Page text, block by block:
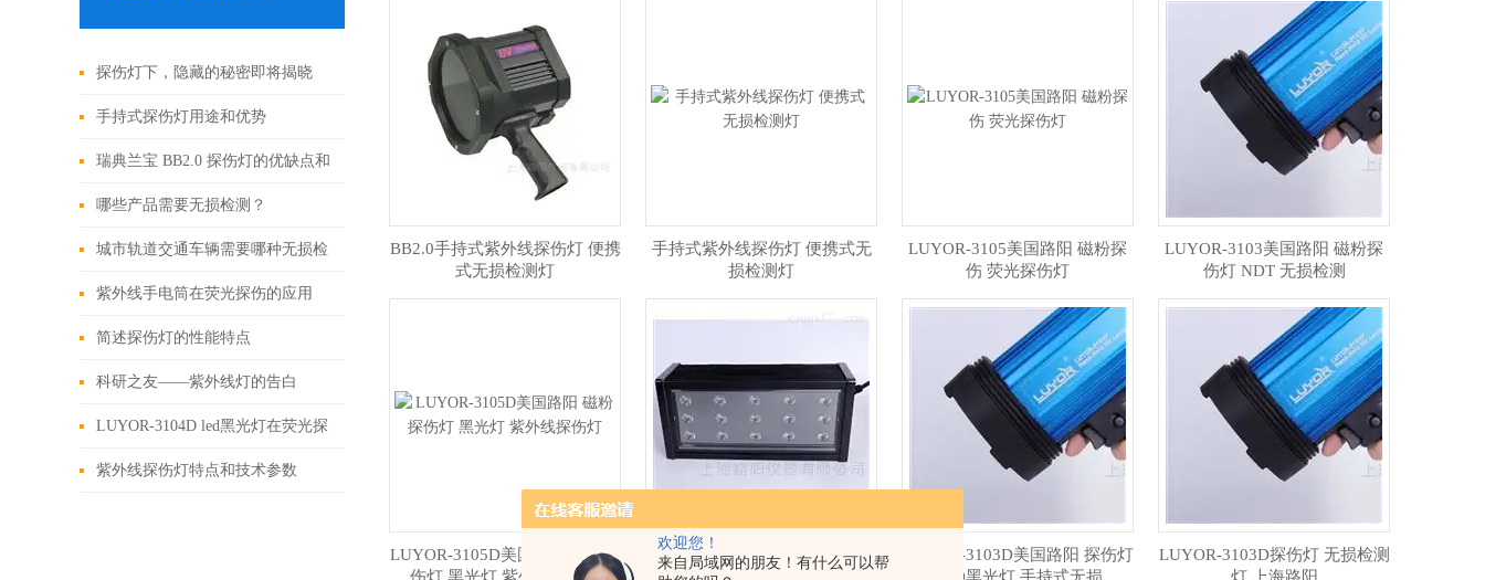
欢迎您！
来自局域网的朋友！有什么可以帮
探伤灯下，隐藏的秘密即将揭晓
手持式探伤灯用途和优势
瑞典兰宝 BB2.0 探伤灯的优缺点和
应用场景
哪些产品需要无损检测？
城市轨道交通车辆需要哪种无损检
测方法？
紫外线手电筒在荧光探伤的应用
简述探伤灯的性能特点
科研之友——紫外线灯的告白
LUYOR-3104D led黑光灯在荧光探
伤行业的优势
紫外线探伤灯特点和技术参数
BB2.0手持式紫外线探伤灯 便携
式无损检测灯
手持式紫外线探伤灯 便携式无
损检测灯
LUYOR-3105美国路阳 磁粉探
伤 荧光探伤灯
LUYOR-3103美国路阳 磁粉探
伤灯 NDT 无损检测
LUYOR-3105D美国路阳 磁粉探
LUYOR-3115美国路阳磁粉探伤
LUYOR-3103D美国路阳 探伤灯
LUYOR-3103D探伤灯 无损检测